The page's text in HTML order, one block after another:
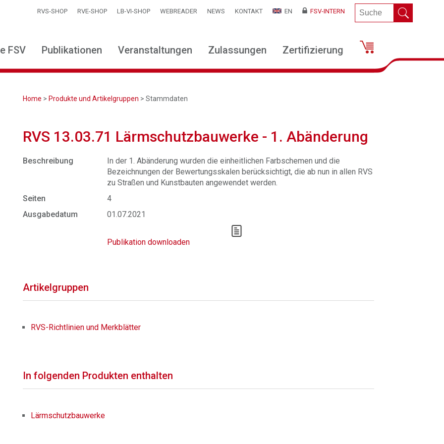
RVS-SHOP RVE-SHOP LB-VI-SHOP WEBREADER NEWS KONTAKT EN FSV-INTERN
FSV Publikationen Veranstaltungen Zulassungen Zertifizierung
Home > Produkte und Artikelgruppen > Stammdaten
RVS 13.03.71 Lärmschutzbauwerke - 1. Abänderung
Beschreibung
In der 1. Abänderung wurden die einheitlichen Farbschemen und die
Bezeichnungen der Bewertungsskalen berücksichtigt, die ab nun in allen RVS
zu Straßen und Kunstbauten angewendet werden.
Seiten
4
Ausgabedatum
01.07.2021
Publikation downloaden
Artikelgruppen
RVS-Richtlinien und Merkblätter
In folgenden Produkten enthalten
Lärmschutzbauwerke